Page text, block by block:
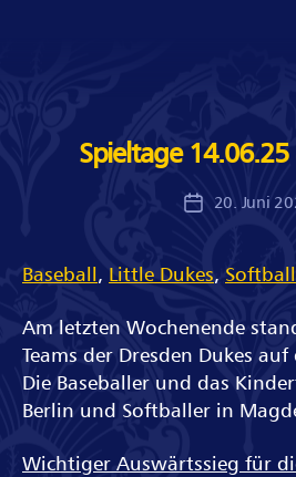
Spieltage
20. Juni
Baseball, Little Dukes, Softball
Am letzten Wochenende
Teams der Dresden Dukes auf
Die Baseballer und das
Berlin und Softballer in
Wichtiger Auswärtssieg für